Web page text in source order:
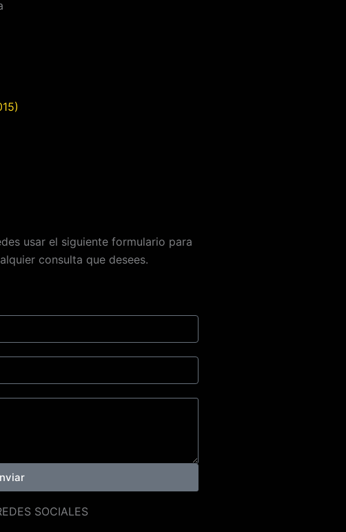
usar el siguiente formulario para
consulta que desees.
SOCIALES